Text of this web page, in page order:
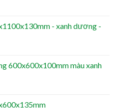
- xanh dương -
600x600x100mm màu xanh